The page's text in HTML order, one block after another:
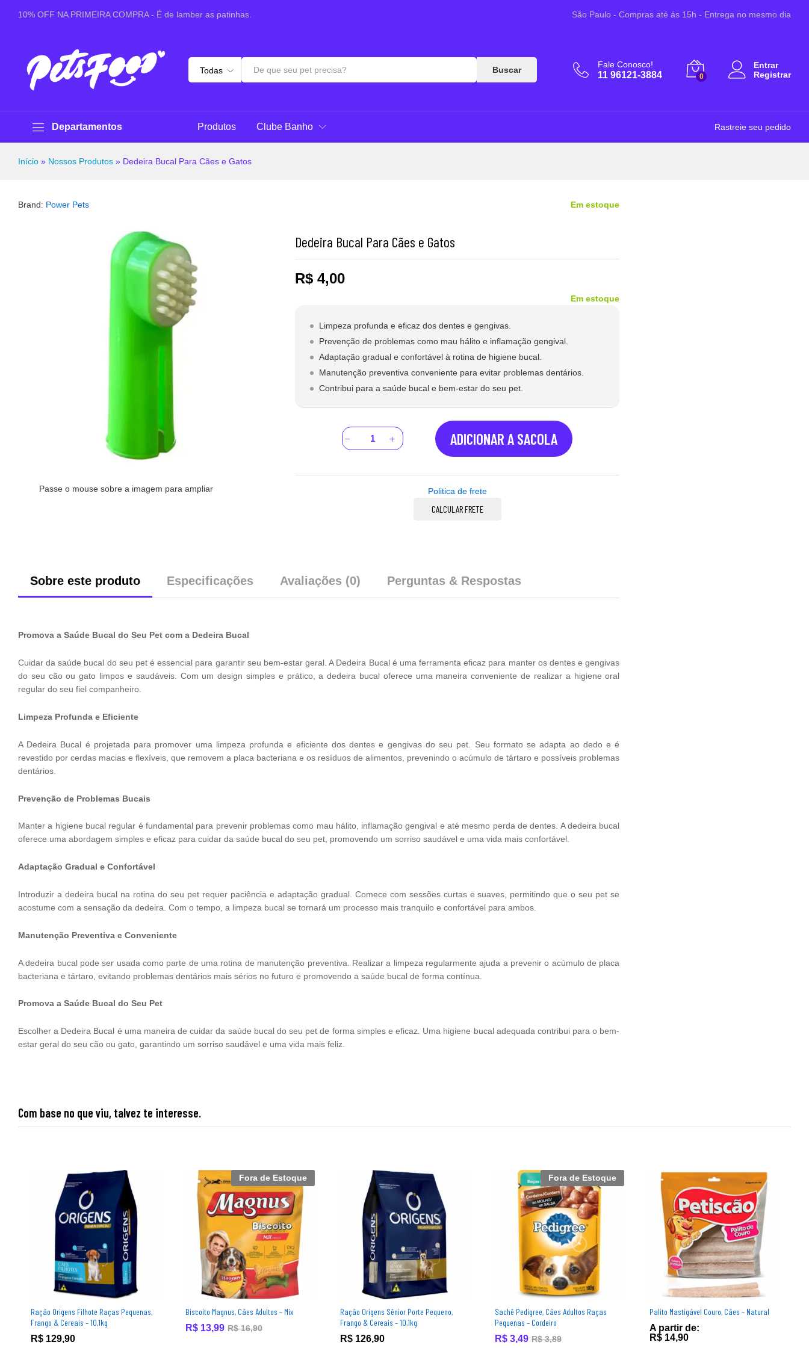
10% OFF NA PRIMEIRA COMPRA - É de lamber as patinhas. São Paulo - Compras até ás 15h - Entrega no mesmo dia
Todas Buscar
Fale Conosco!
11 96121-3884 0
Entrar
Registrar
Departamentos Produtos Clube Banho Rastreie seu pedido
Início » Nossos Produtos » Dedeira Bucal Para Cães e Gatos
Brand: Power Pets Em estoque
Passe o mouse sobre a imagem para ampliar
Dedeira Bucal Para Cães e Gatos
R$4,00
Em estoque
Limpeza profunda e eficaz dos dentes e gengivas.
Prevenção de problemas como mau hálito e inflamação gengival.
Adaptação gradual e confortável à rotina de higiene bucal.
Manutenção preventiva conveniente para evitar problemas dentários.
Contribui para a saúde bucal e bem-estar do seu pet.
ADICIONAR A SACOLA
Politica de frete
CALCULAR FRETE
Sobre este produto Especificações Avaliações (0) Perguntas & Respostas
Promova a Saúde Bucal do Seu Pet com a Dedeira Bucal
Cuidar da saúde bucal do seu pet é essencial para garantir seu bem-estar geral. A Dedeira Bucal é uma ferramenta eficaz para manter os dentes e gengivas
do seu cão ou gato limpos e saudáveis. Com um design simples e prático, a dedeira bucal oferece uma maneira conveniente de realizar a higiene oral
regular do seu fiel companheiro.
Limpeza Profunda e Eficiente
A Dedeira Bucal é projetada para promover uma limpeza profunda e eficiente dos dentes e gengivas do seu pet. Seu formato se adapta ao dedo e é
revestido por cerdas macias e flexíveis, que removem a placa bacteriana e os resíduos de alimentos, prevenindo o acúmulo de tártaro e possíveis problemas
dentários.
Prevenção de Problemas Bucais
Manter a higiene bucal regular é fundamental para prevenir problemas como mau hálito, inflamação gengival e até mesmo perda de dentes. A dedeira bucal
oferece uma abordagem simples e eficaz para cuidar da saúde bucal do seu pet, promovendo um sorriso saudável e uma vida mais confortável.
Adaptação Gradual e Confortável
Introduzir a dedeira bucal na rotina do seu pet requer paciência e adaptação gradual. Comece com sessões curtas e suaves, permitindo que o seu pet se
acostume com a sensação da dedeira. Com o tempo, a limpeza bucal se tornará um processo mais tranquilo e confortável para ambos.
Manutenção Preventiva e Conveniente
A dedeira bucal pode ser usada como parte de uma rotina de manutenção preventiva. Realizar a limpeza regularmente ajuda a prevenir o acúmulo de placa
bacteriana e tártaro, evitando problemas dentários mais sérios no futuro e promovendo a saúde bucal de forma contínua.
Promova a Saúde Bucal do Seu Pet
Escolher a Dedeira Bucal é uma maneira de cuidar da saúde bucal do seu pet de forma simples e eficaz. Uma higiene bucal adequada contribui para o bem-
estar geral do seu cão ou gato, garantindo um sorriso saudável e uma vida mais feliz.
Com base no que viu, talvez te interesse.
Ração Origens Filhote Raças Pequenas,
Frango & Cereais – 10,1kg
R$ 129,90
Fora de Estoque
Biscoito Magnus, Cães Adultos – Mix
R$ 13,99 R$16,90
Ração Origens Sênior Porte Pequeno,
Frango & Cereais – 10,1kg
R$ 126,90
Fora de Estoque
Sachê Pedigree, Cães Adultos Raças
Pequenas – Cordeiro
R$ 3,49 R$3,89
Palito Mastigável Couro, Cães – Natural
A partir de:
R$ 14,90
Sobre este produto Especificações Avaliações (0)
R$ 4,00 Adicionar ao Carrinho